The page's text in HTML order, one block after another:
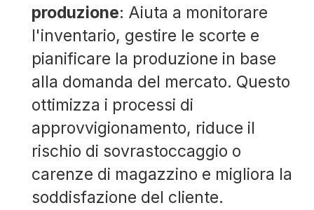
produzione: Aiuta a monitorare
l'inventario, gestire le scorte e
pianificare la produzione in base
alla domanda del mercato. Questo
ottimizza i processi di
approvvigionamento, riduce il
rischio di sovrastoccaggio o
carenze di magazzino e migliora la
soddisfazione del cliente.